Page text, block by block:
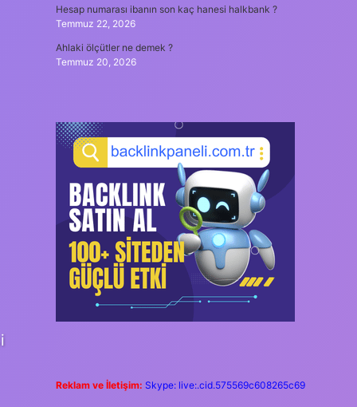
Hesap numarası ibanın son kaç hanesi halkbank ?
Temmuz 22, 2026
Ahlaki ölçütler ne demek ?
Temmuz 20, 2026
Reklam ve İletişim: Skype: live:.cid.575569c608265c69